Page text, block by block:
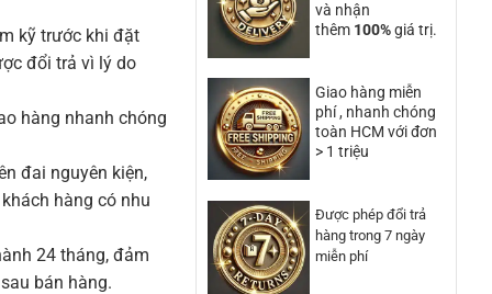
và nhận
thêm 100%giá trị.
Giao hàng miễn
phí , nhanh chóng
toàn HCM với đơn
> 1 triệu
Được phép đổi trả
hàng trong 7 ngày
miễn phí
kỹ trước khi đặt
đổi trả vì lý do
hàng nhanh chóng
đai nguyên kiện,
hàng có nhu
24 tháng, đảm
bán hàng.